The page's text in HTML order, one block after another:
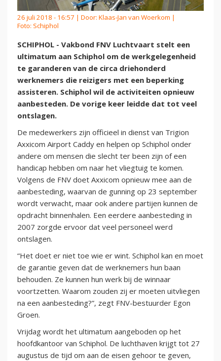
26 juli 2018 - 16:57 | Door: Klaas-Jan van Woerkom |
Foto: Schiphol
SCHIPHOL - Vakbond FNV Luchtvaart stelt een
ultimatum aan Schiphol om de werkgelegenheid
te garanderen van de circa driehonderd
werknemers die reizigers met een beperking
assisteren. Schiphol wil de activiteiten opnieuw
aanbesteden. De vorige keer leidde dat tot veel
ontslagen.
De medewerkers zijn officieel in dienst van Trigion
Axxicom Airport Caddy en helpen op Schiphol onder
andere om mensen die slecht ter been zijn of een
handicap hebben om naar het vliegtuig te komen.
Volgens de FNV doet Axxicom opnieuw mee aan de
aanbesteding, waarvan de gunning op 23 september
wordt verwacht, maar ook andere partijen kunnen de
opdracht binnenhalen. Een eerdere aanbesteding in
2007 zorgde ervoor dat veel personeel werd
ontslagen.
“Het doet er niet toe wie er wint. Schiphol kan en moet
de garantie geven dat de werknemers hun baan
behouden. Ze kunnen hun werk bij de winnaar
voortzetten. Waarom zouden zij er moeten uitvliegen
na een aanbesteding?”, zegt FNV-bestuurder Egon
Groen.
Vrijdag wordt het ultimatum aangeboden op het
hoofdkantoor van Schiphol. De luchthaven krijgt tot 27
augustus de tijd om aan de eisen gehoor te geven,